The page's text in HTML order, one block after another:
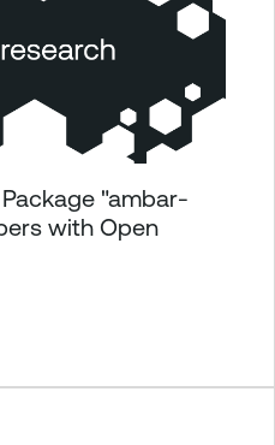
"ambar-
with Open